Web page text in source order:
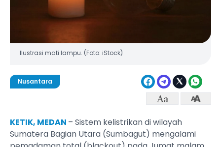
Ilustrasi mati lampu. (Foto: iStock)
Nusantara
KETIK, MEDAN – Sistem kelistrikan di wilayah
Sumatera Bagian Utara (Sumbagut) mengalami